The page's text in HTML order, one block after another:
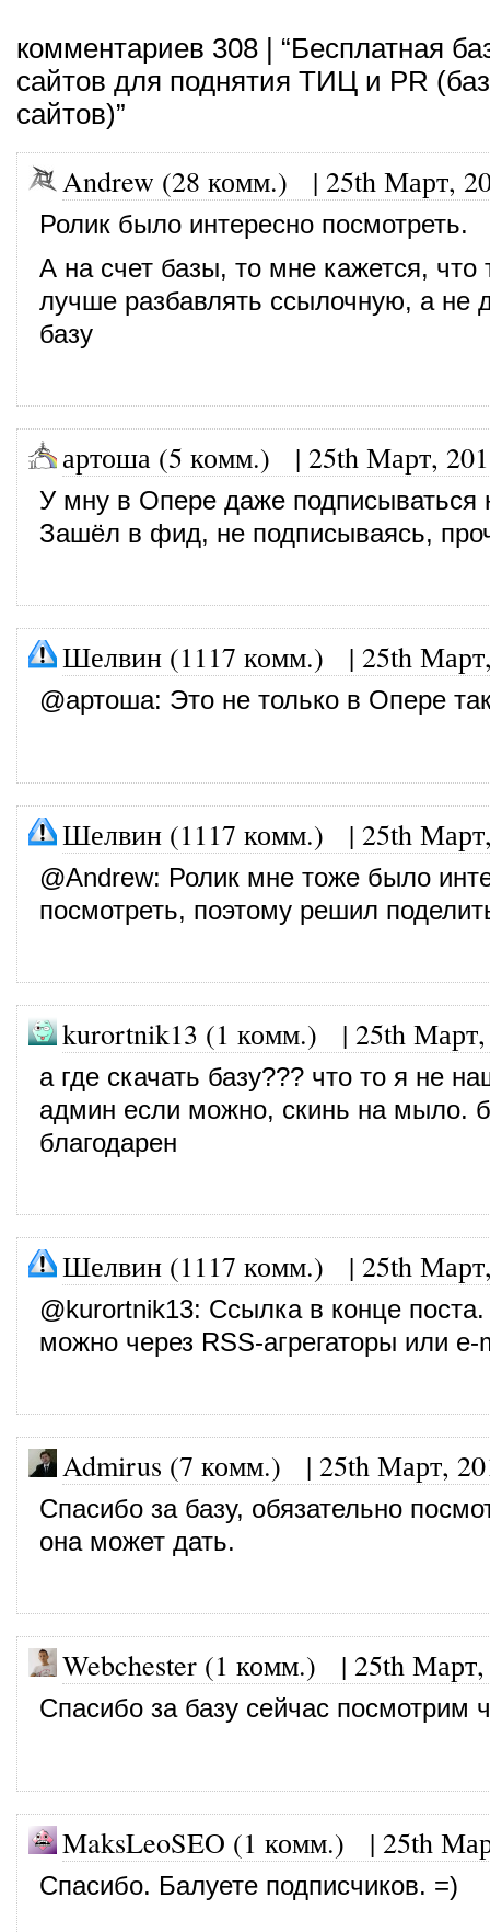
комментариев 308 | “Бесплатная
сайтов для поднятия ТИЦ и PR
сайтов)”
Andrew (28 комм.) | 25th Март,
Ролик было интересно посмотреть.
А на счет базы, то мне кажется,
лучше разбавлять ссылочную, а не
базу
артоша (5 комм.) | 25th Март,
У мну в Опере даже подписываться
Зашёл в фид, не подписываясь,
Шелвин (1117 комм.) | 25th
@артоша: Это не только в Опере
Шелвин (1117 комм.) | 25th
@Andrew: Ролик мне тоже было
посмотреть, поэтому решил
kurortnik13 (1 комм.) | 25th
а где скачать базу??? что то я не
админ если можно, скинь на мыло.
благодарен
Шелвин (1117 комм.) | 25th
@kurortnik13: Ссылка в конце
можно через RSS-агрегаторы или e-
Admirus (7 комм.) | 25th Март,
Спасибо за базу, обязательно
она может дать.
Webchester (1 комм.) | 25th
Спасибо за базу сейчас посмотрим
MaksLeoSEO (1 комм.) | 25th
Спасибо. Балуете подписчиков. =)